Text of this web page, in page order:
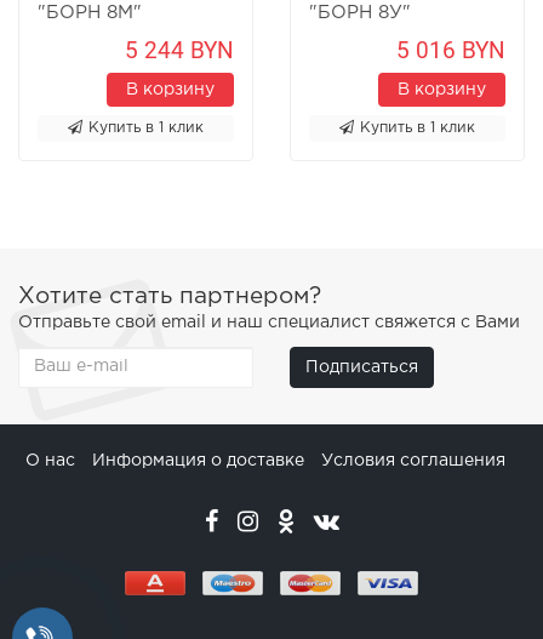
"БОРН 8М"
5 244 BYN
В корзину
Купить в 1 клик
"БОРН 8У"
5 016 BYN
В корзину
Купить в 1 клик
Хотите стать партнером?
Отправьте свой email и наш специалист свяжется с Вами
Подписаться
О нас Информация о доставке Условия соглашения